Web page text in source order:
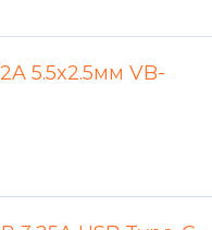
5.5x2.5мм VB-